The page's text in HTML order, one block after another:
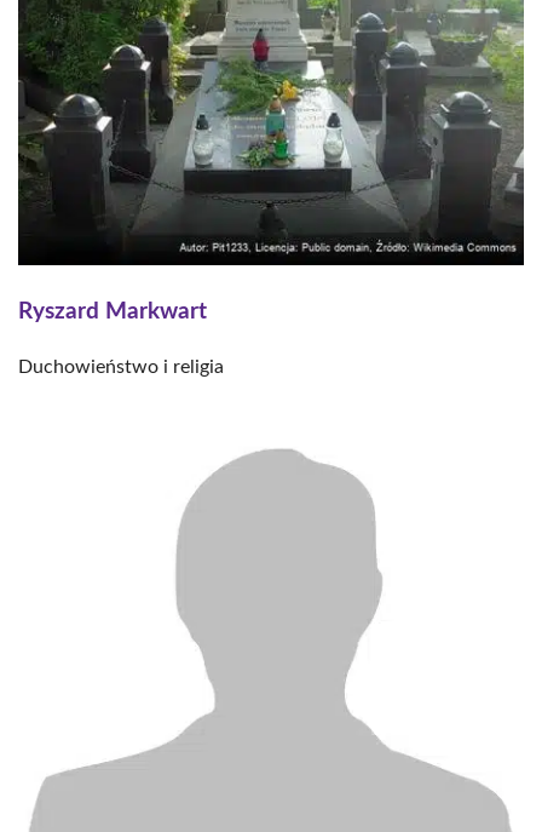
Ryszard Markwart
Duchowieństwo i religia